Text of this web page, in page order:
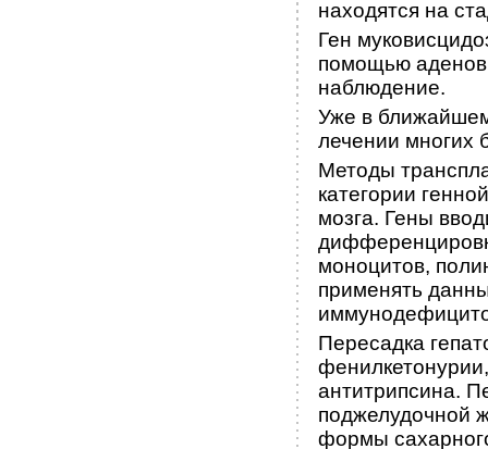
находятся на
Ген
помощью
наблюдение.
Уже в
лечении многих
Методы
категории
мозга. Гены
моноцитов,
применять
Пересадка
антитрипсина.
поджелудочной
формы